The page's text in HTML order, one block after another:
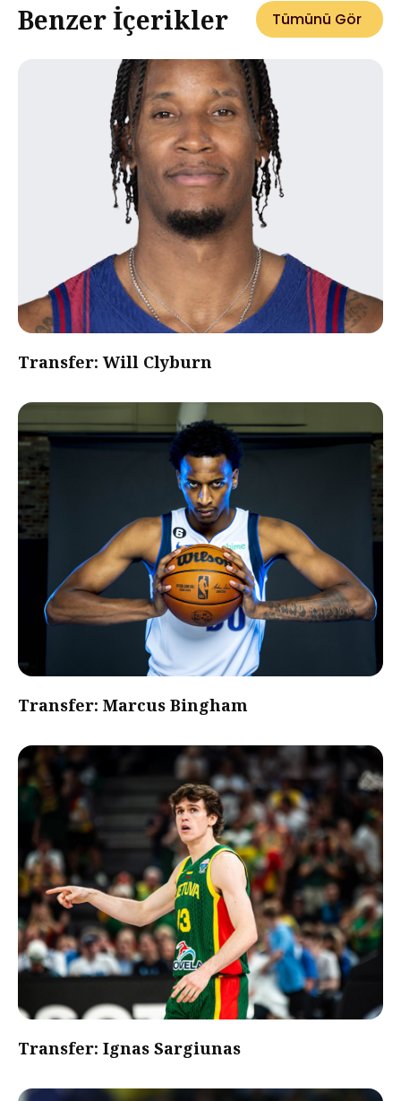
Benzer İçerikler Tümünü Gör
Transfer: Will Clyburn
Transfer: Marcus Bingham
Transfer: Ignas Sargiunas